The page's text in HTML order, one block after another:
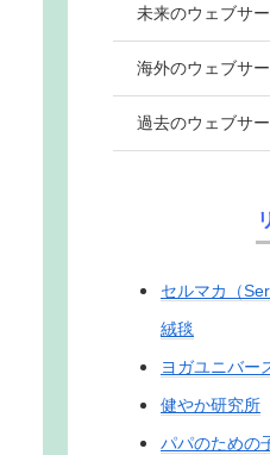
未来のウェブサ
海外のウェブサ
過去のウェブサ
セルマカ（
絨毯
ヨガユニバー
健やか研究所
パパのための